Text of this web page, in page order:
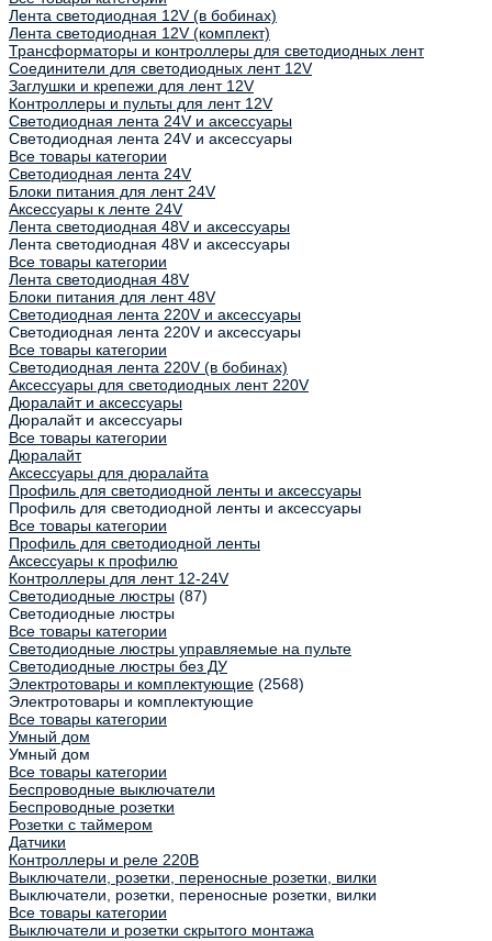
Лента светодиодная 12V (в бобинах)
Лента светодиодная 12V (комплект)
Трансформаторы и контроллеры для светодиодных лент
Соединители для светодиодных лент 12V
Заглушки и крепежи для лент 12V
Контроллеры и пульты для лент 12V
Светодиодная лента 24V и аксессуары
Светодиодная лента 24V и аксессуары
Все товары категории
Светодиодная лента 24V
Блоки питания для лент 24V
Аксессуары к ленте 24V
Лента светодиодная 48V и аксессуары
Лента светодиодная 48V и аксессуары
Все товары категории
Лента светодиодная 48V
Блоки питания для лент 48V
Светодиодная лента 220V и аксессуары
Светодиодная лента 220V и аксессуары
Все товары категории
Светодиодная лента 220V (в бобинах)
Аксессуары для светодиодных лент 220V
Дюралайт и аксессуары
Дюралайт и аксессуары
Все товары категории
Дюралайт
Аксессуары для дюралайта
Профиль для светодиодной ленты и аксессуары
Профиль для светодиодной ленты и аксессуары
Все товары категории
Профиль для светодиодной ленты
Аксессуары к профилю
Контроллеры для лент 12-24V
Светодиодные люстры (87)
Светодиодные люстры
Все товары категории
Светодиодные люстры управляемые на пульте
Светодиодные люстры без ДУ
Электротовары и комплектующие (2568)
Электротовары и комплектующие
Все товары категории
Умный дом
Умный дом
Все товары категории
Беспроводные выключатели
Беспроводные розетки
Розетки с таймером
Датчики
Контроллеры и реле 220В
Выключатели, розетки, переносные розетки, вилки
Выключатели, розетки, переносные розетки, вилки
Все товары категории
Выключатели и розетки скрытого монтажа